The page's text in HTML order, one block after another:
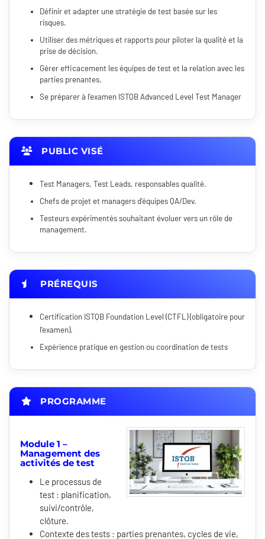
Définir et adapter une stratégie de test basée sur les
risques.
Utiliser des métriques et rapports pour piloter la qualité et la
prise de décision.
Gérer efficacement les équipes de test et la relation avec les
parties prenantes.
Se préparer à l'examen ISTQB Advanced Level Test Manager
PUBLIC VISÉ
Test Managers, Test Leads, responsables qualité.
Chefs de projet et managers d'équipes QA/Dev.
Testeurs expérimentés souhaitant évoluer vers un rôle de
management.
PRÉREQUIS
Certification ISTQB Foundation Level (CTFL) (obligatoire pour
l'examen).
Expérience pratique en gestion ou coordination de tests
PROGRAMME
Module 1 –
Management des
activités de test
Le processus de
test : planification,
suivi/contrôle,
clôture.
Contexte des tests : parties prenantes, cycles de vie,